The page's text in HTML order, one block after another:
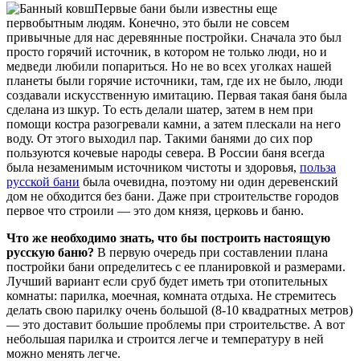
Первые бани были известны еще
первобытным людям. Конечно, это были не совсем
привычные для нас деревянные постройки. Сначала это был
просто горячий источник, в котором не только люди, но и
медведи любили попариться. Но не во всех уголках нашей
планеты были горячие источники, там, где их не было, люди
создавали искусственную имитацию. Первая такая баня была
сделана из шкур. То есть делали шатер, затем в нем при
помощи костра разогревали камни, а затем плескали на него
воду. От этого выходил пар. Такими банями до сих пор
пользуются кочевые народы севера. В России баня всегда
была незаменимым источником чистоты и здоровья, польза
русской бани была очевидна, поэтому ни один деревенский
дом не обходится без бани. Даже при строительстве городов
первое что строили — это дом князя, церковь и баню.
Что же необходимо знать, что бы построить настоящую
русскую баню? В первую очередь при составлении плана
постройки бани определитесь с ее планировкой и размерами.
Лучший вариант если сруб будет иметь три отопительных
комнаты: парилка, моечная, комната отдыха. Не стремитесь
делать свою парилку очень большой (8-10 квадратных метров)
— это доставит большие проблемы при строительстве. А вот
небольшая парилка и строится легче и температуру в ней
можно менять легче.